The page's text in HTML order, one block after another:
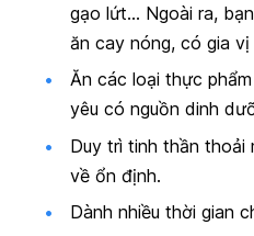
gạo lứt… Ngoài ra,
ăn cay nóng, có gia vị
Ăn các loại thực
yêu có nguồn dinh
Duy trì tinh thần thoải
về ổn định.
Dành nhiều thời gian